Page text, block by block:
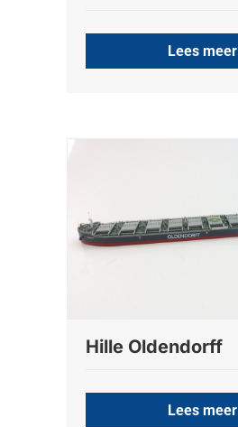
Lees meer
Hille Oldendorff
Lees meer